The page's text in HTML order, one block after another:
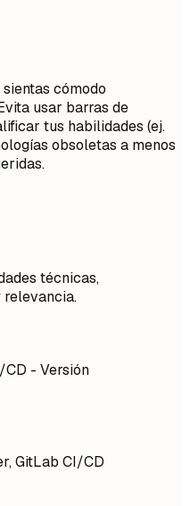
cómodo
usar barras de
tus habilidades (ej.
obsoletas a menos
técnicas,
relevancia.
- Versión
GitLab CI/CD